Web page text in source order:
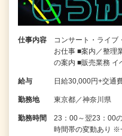
仕事内容
コンサート・ライブ
お仕事 ■案内／整理
の案内 ■販売業務
給与 日給30,000円+交通
勤務地 東京都／神奈川県
勤務時間
23：00～翌23：00
時間帯の変動あり